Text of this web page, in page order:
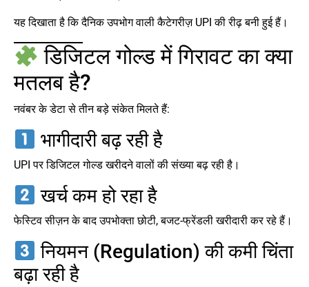
यह दिखाता है कि दैनिक उपभोग वाली कैटेगरीज़ UPI की रीढ़ बनी हुई हैं।
डिजिटल गोल्ड में गिरावट का क्या
मतलब है?
नवंबर के डेटा से तीन बड़े संकेत मिलते हैं:
भागीदारी बढ़ रही है
UPI पर डिजिटल गोल्ड खरीदने वालों की संख्या बढ़ रही है।
खर्च कम हो रहा है
फेस्टिव सीज़न के बाद उपभोक्ता छोटी, बजट-फ्रेंडली खरीदारी कर रहे हैं।
नियमन (Regulation) की कमी चिंता
बढ़ा रही है